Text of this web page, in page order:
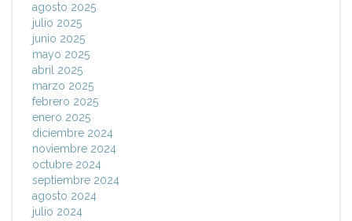
agosto 2025
julio 2025
junio 2025
mayo 2025
abril 2025
marzo 2025
febrero 2025
enero 2025
diciembre 2024
noviembre 2024
octubre 2024
septiembre 2024
agosto 2024
julio 2024